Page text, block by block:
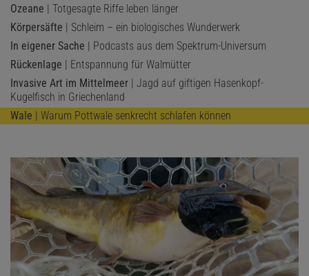
Ozeane | Totgesagte Riffe leben länger
Körpersäfte | Schleim – ein biologisches Wunderwerk
In eigener Sache | Podcasts aus dem Spektrum-Universum
Rückenlage | Entspannung für Walmütter
Invasive Art im Mittelmeer | Jagd auf giftigen Hasenkopf-
Kugelfisch in Griechenland
Wale | Warum Pottwale senkrecht schlafen können